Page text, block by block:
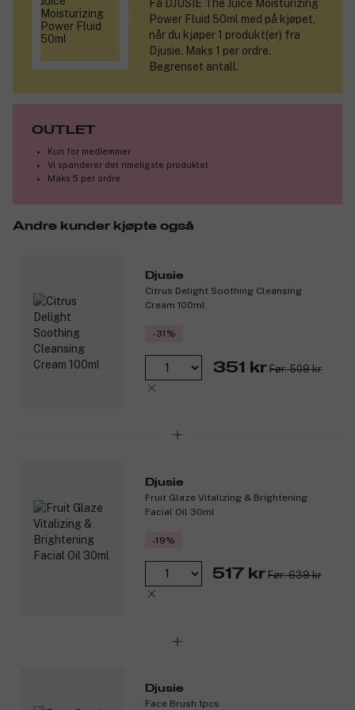
Den passer for alle hudtyper og aldre, og gir huden fuktighet,
næring og beskyttelse mens du sover.
Få DJUSIE The Juice Moisturizing
Power Fluid 50ml med på kjøpet,
når du kjøper 1 produkt(er) fra
Djusie. Maks 1 per ordre.
Begrenset antall.
OUTLET
Kun for medlemmer
Vi spanderer det rimeligste produktet.
Maks 5 per ordre
Andre kunder kjøpte også
Djusie
Citrus Delight Soothing Cleansing
Cream 100ml
-31%
351 kr Før: 509 kr
Djusie
Fruit Glaze Vitalizing & Brightening
Facial Oil 30ml
-19%
517 kr Før: 639 kr
Djusie
Face Brush 1pcs